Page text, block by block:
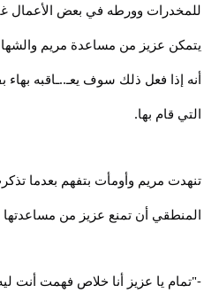
للمخدرات وورطه في بعض الأعمال
يتمكن عزيز من مساعدة مريم
أنه إذا فعل ذلك سوف يعـ..ـاقبه بهاء
التي قام بها.
تنهدت مريم وأومأت بتفهم بعدما
المنطقي أن تمنع عزيز من
-"تمام يا عزيز أنا خلاص فهمت